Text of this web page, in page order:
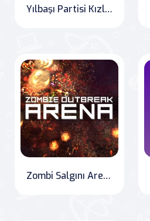
Yılbaşı Partisi Kızları
Zombi Salgını Arena